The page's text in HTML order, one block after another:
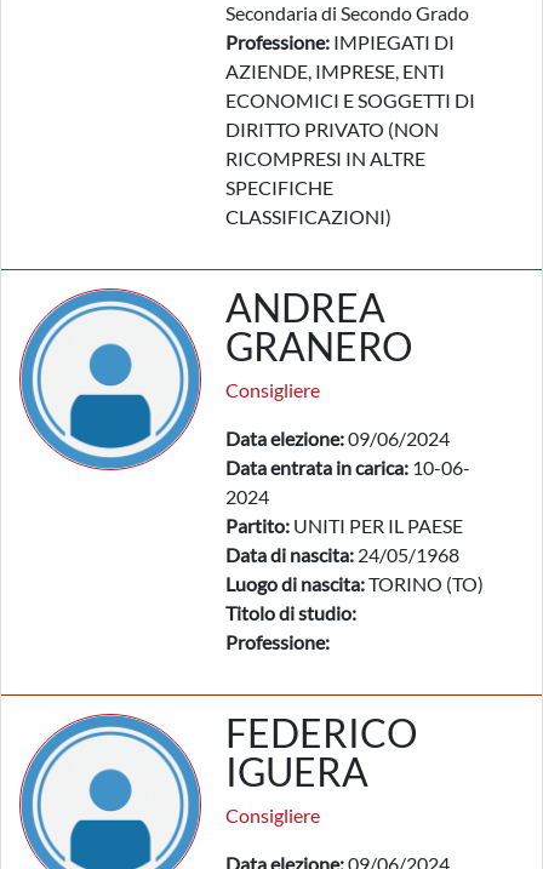
Secondaria di Secondo Grado
Professione: IMPIEGATI DI
AZIENDE, IMPRESE, ENTI
ECONOMICI E SOGGETTI DI
DIRITTO PRIVATO (NON
RICOMPRESI IN ALTRE
SPECIFICHE
CLASSIFICAZIONI)
ANDREA
GRANERO
Consigliere
Data elezione:09/06/2024
Data entrata in carica: 10-06-
2024
Partito: UNITI PER IL PAESE
Data di nascita: 24/05/1968
Luogo di nascita:TORINO (TO)
Titolo di studio:
Professione:
FEDERICO
IGUERA
Consigliere
Data elezione:09/06/2024